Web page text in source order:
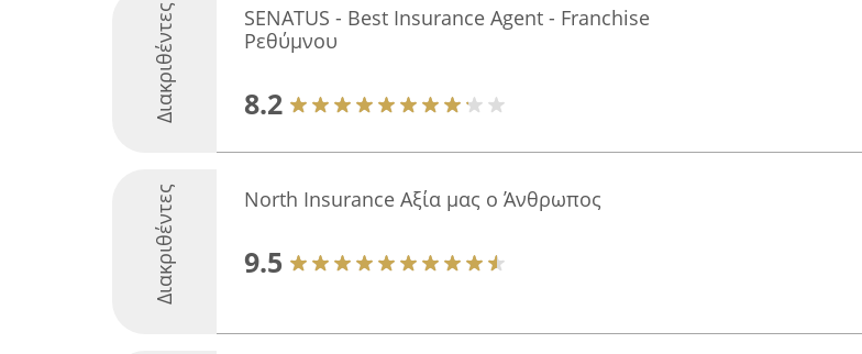
Διακριθέντες
SENATUS - Best Insurance Agent - Franchise
Ρεθύμνου
8.2
Διακριθέντες North Insurance Αξία μας ο Άνθρωπος
9.5